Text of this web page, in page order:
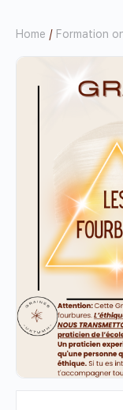
Home / Formation